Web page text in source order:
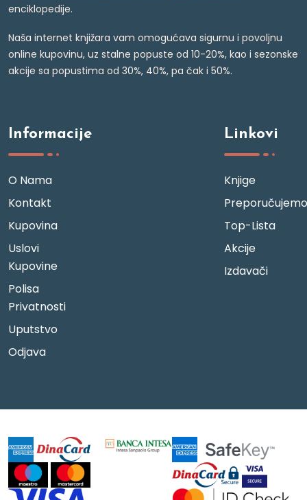
enciklopedije.
Naša internet knjižara vam omogućava sigurnu i povoljnu
online kupovinu, uz stalne popuste od 10-20%, kao i sezonske
akcije sa popustima od 30%, 40%, pa čak i 50%.
Informacije
O Nama
Kontakt
Kupovina
Uslovi
Kupovine
Polisa
Privatnosti
Uputstvo
Odjava
Linkovi
Knjige
Preporučujemo
Top-Lista
Akcije
Izdavači